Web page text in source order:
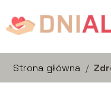
Strona główna /